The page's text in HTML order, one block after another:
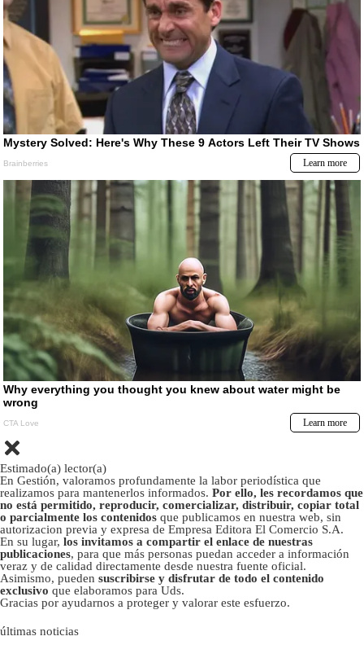
Estimado(a) lector(a)
En Gestión, valoramos profundamente la labor periodística que
realizamos para mantenerlos informados. Por ello, les recordamos que
no está permitido, reproducir, comercializar, distribuir, copiar total
o parcialmente los contenidos que publicamos en nuestra web, sin
autorizacion previa y expresa de Empresa Editora El Comercio S.A.
En su lugar, los invitamos a compartir el enlace de nuestras
publicaciones, para que más personas puedan acceder a información
veraz y de calidad directamente desde nuestra fuente oficial.
Asimismo, pueden suscribirse y disfrutar de todo el contenido
exclusivo que elaboramos para Uds.
Gracias por ayudarnos a proteger y valorar este esfuerzo.
últimas noticias